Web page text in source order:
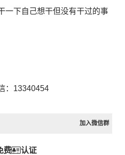
一下自己想干但没有干过的事
：13340454
加入微信群
费 认证